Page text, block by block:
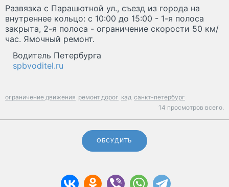
Развязка с Парашютной ул., съезд из города на
внутреннее кольцо: с 10:00 до 15:00 - 1-я полоса
закрыта, 2-я полоса - ограничение скорости 50 км/
час. Ямочный ремонт.
Водитель Петербурга
spbvoditel.ru
ограничение движения ремонт дорог кад санкт-петербург
14 просмотров всего.
ОБСУДИТЬ